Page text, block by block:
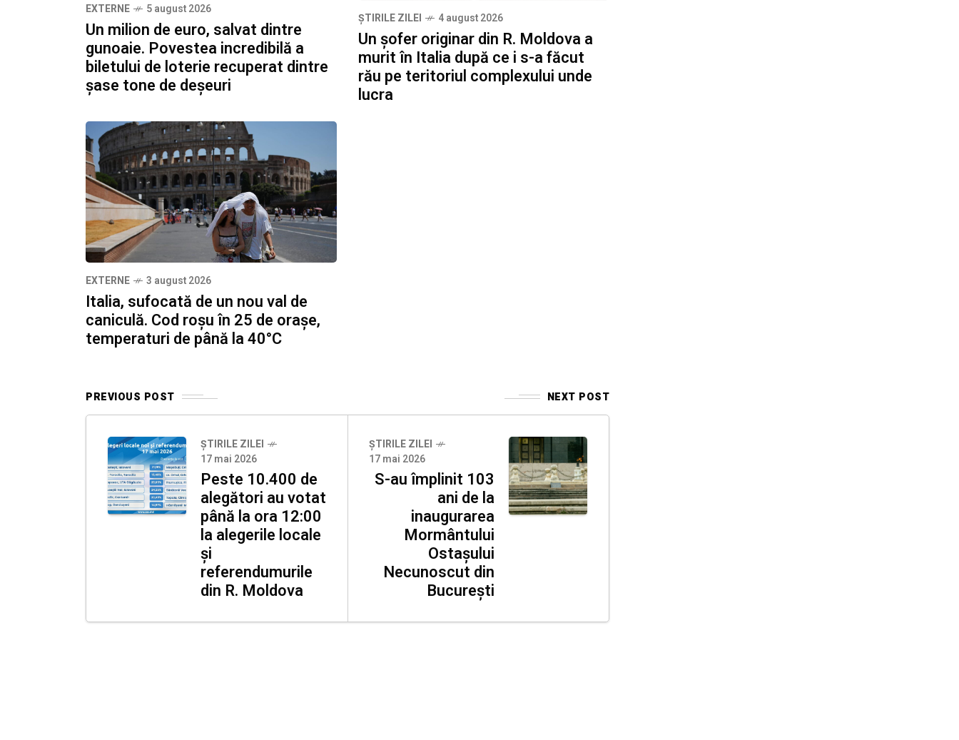
EXTERNE 5 august 2026
Un milion de euro, salvat dintre
gunoaie. Povestea incredibilă a
biletului de loterie recuperat dintre
șase tone de deșeuri
ȘTIRILE ZILEI 4 august 2026
Un șofer originar din R. Moldova a
murit în Italia după ce i s-a făcut
rău pe teritoriul complexului unde
lucra
EXTERNE 3 august 2026
Italia, sufocată de un nou val de
caniculă. Cod roșu în 25 de orașe,
temperaturi de până la 40°C
PREVIOUS POST NEXT POST
ȘTIRILE ZILEI
17 mai 2026
Peste 10.400 de
alegători au votat
până la ora 12:00
la alegerile locale
și
referendumurile
din R. Moldova
ȘTIRILE ZILEI
17 mai 2026
S-au împlinit 103
ani de la
inaugurarea
Mormântului
Ostașului
Necunoscut din
București